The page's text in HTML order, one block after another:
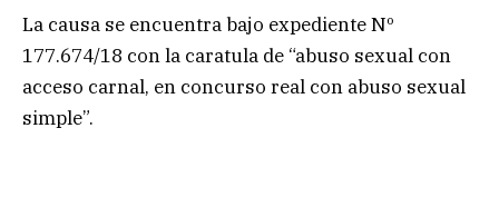
La causa se encuentra bajo expediente Nº
177.674/18 con la caratula de “abuso sexual con
acceso carnal, en concurso real con abuso sexual
simple”.